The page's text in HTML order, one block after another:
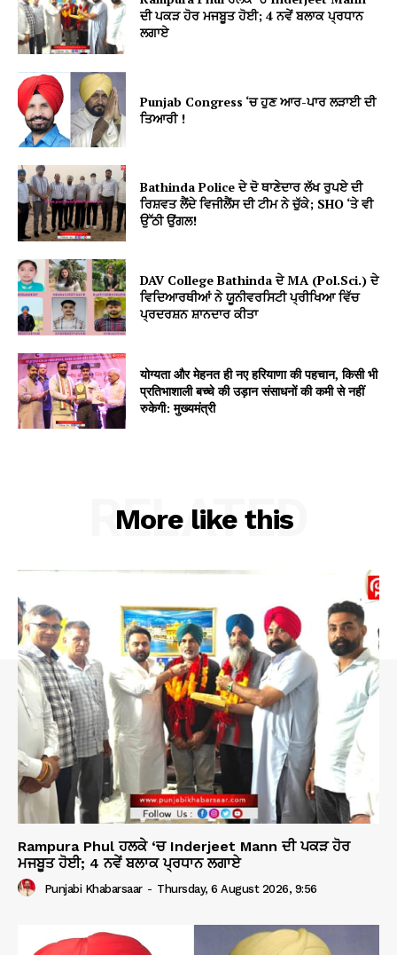
ਦੀ ਪਕੜ ਹੋਰ ਮਜਬੂਤ ਹੋਈ; 4 ਨਵੇਂ ਬਲਾਕ ਪ੍ਰਧਾਨ
ਲਗਾਏ
Punjab Congress ‘ਚ ਹੁਣ ਆਰ-ਪਾਰ ਲੜਾਈ ਦੀ
ਤਿਆਰੀ !
Bathinda Police ਦੇ ਦੋ ਥਾਣੇਦਾਰ ਲੱਖ ਰੁਪਏ ਦੀ
ਰਿਸ਼ਵਤ ਲੈਂਦੇ ਵਿਜੀਲੈਂਸ ਦੀ ਟੀਮ ਨੇ ਚੁੱਕੇ; SHO ‘ਤੇ ਵੀ
ਉੱਠੀ ਉਂਗਲ!
DAV College Bathinda ਦੇ MA (Pol.Sci.) ਦੇ
ਵਿਦਿਆਰਥੀਆਂ ਨੇ ਯੂਨੀਵਰਸਿਟੀ ਪ੍ਰੀਖਿਆ ਵਿੱਚ
ਪ੍ਰਦਰਸ਼ਨ ਸ਼ਾਨਦਾਰ ਕੀਤਾ
योग्यता और मेहनत ही नए हरियाणा की पहचान, किसी भी
प्रतिभाशाली बच्चे की उड़ान संसाधनों की कमी से नहीं
रुकेगी: मुख्यमंत्री
More like this
RELATED
Rampura Phul ਹਲਕੇ ‘ਚ Inderjeet Mann ਦੀ ਪਕੜ ਹੋਰ
ਮਜਬੂਤ ਹੋਈ; 4 ਨਵੇਂ ਬਲਾਕ ਪ੍ਰਧਾਨ ਲਗਾਏ
Punjabi Khabarsaar - Thursday, 6 August 2026, 9:56